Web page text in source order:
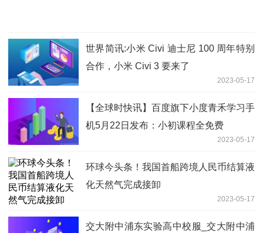
世界简讯:小米 Civi 迪士尼 100 周年特别
合作，小米 Civi 3 要来了
2023-05-17
【全球时快讯】百度旗下小度青禾学习手
机5月22日发布：小初课程全免费
2023-05-17
环球今头条！我国首船跨境人民币结算液
化天然气完成接卸
2023-05-17
交大附中浦东实验高中校服_交大附中浦